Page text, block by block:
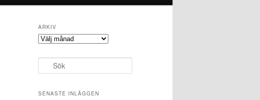
ARKIV
Arkiv
ö
SENASTE INLÄGGEN